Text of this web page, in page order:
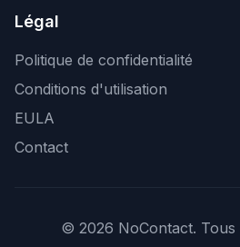
Légal
Politique de confidentialité
Conditions d'utilisation
EULA
Contact
© 2026 NoContact. Tous